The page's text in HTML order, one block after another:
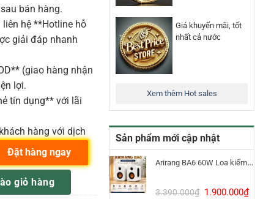
Giá khuyến mãi, tốt
nhất cả nước
Xem thêm Hot sales
Sản phẩm mới cập nhật
Arirang BA6 60W Loa kiểm âm Bluetooth 5.3
3.390.000₫ Giá
1.900.000₫Giá
bán hàng.
hệ **Hotline hỗ
giải đáp nhanh
(giao hàng nhận
lợi.
tín dụng** với lãi
hàng với dịch
Không Dây Cầm Tay số lượng
giỏ hàng
Đặt hàng ngay